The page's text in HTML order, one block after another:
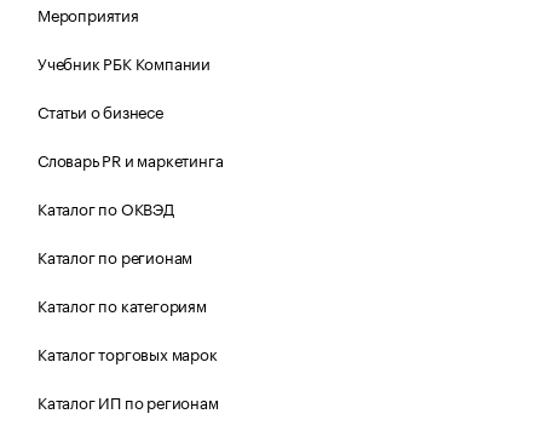
Мероприятия
Учебник РБК Компании
Статьи о бизнесе
Словарь PR и маркетинга
Каталог по ОКВЭД
Каталог по регионам
Каталог по категориям
Каталог торговых марок
Каталог ИП по регионам